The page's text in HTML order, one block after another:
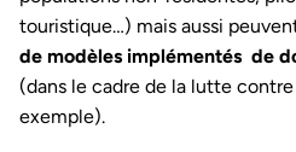
touristique…) mais aussi
de modèles implémentés de
(dans le cadre de la lutte
exemple).